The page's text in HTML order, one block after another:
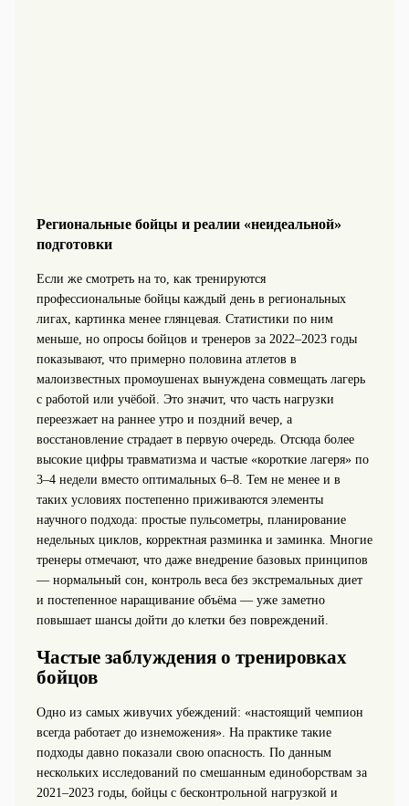
Региональные бойцы и реалии «неидеальной»
подготовки
Если же смотреть на то, как тренируются
профессиональные бойцы каждый день в региональных
лигах, картинка менее глянцевая. Статистики по ним
меньше, но опросы бойцов и тренеров за 2022–2023 годы
показывают, что примерно половина атлетов в
малоизвестных промоушенах вынуждена совмещать лагерь
с работой или учёбой. Это значит, что часть нагрузки
переезжает на раннее утро и поздний вечер, а
восстановление страдает в первую очередь. Отсюда более
высокие цифры травматизма и частые «короткие лагеря» по
3–4 недели вместо оптимальных 6–8. Тем не менее и в
таких условиях постепенно приживаются элементы
научного подхода: простые пульсометры, планирование
недельных циклов, корректная разминка и заминка. Многие
тренеры отмечают, что даже внедрение базовых принципов
— нормальный сон, контроль веса без экстремальных диет
и постепенное наращивание объёма — уже заметно
повышает шансы дойти до клетки без повреждений.
Частые заблуждения о тренировках
бойцов
Одно из самых живучих убеждений: «настоящий чемпион
всегда работает до изнеможения». На практике такие
подходы давно показали свою опасность. По данным
нескольких исследований по смешанным единоборствам за
2021–2023 годы, бойцы с бесконтрольной нагрузкой и